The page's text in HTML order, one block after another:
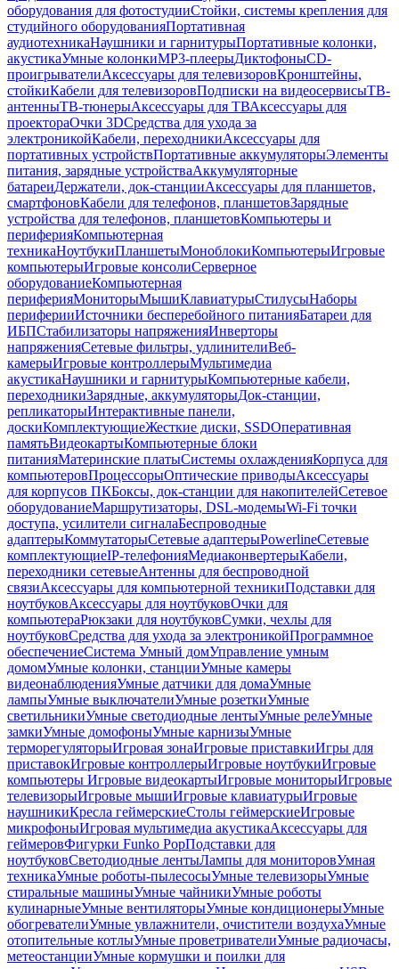
оборудования для фотостудииСтойки, системы крепления для
студийного оборудованияПортативная
аудиотехникаНаушники и гарнитурыПортативные колонки,
акустикаУмные колонкиMP3-плеерыДиктофоныCD-
проигрывателиАксессуары для телевизоровКронштейны,
стойкиКабели для телевизоровПодписки на видеосервисыТВ-
антенныТВ-тюнерыАксессуары для ТВАксессуары для
проектораОчки 3DСредства для ухода за
электроникойКабели, переходникиАксессуары для
портативных устройствПортативные аккумуляторыЭлементы
питания, зарядные устройстваАккумуляторные
батареиДержатели, док-станцииАксессуары для планшетов,
смартфоновКабели для телефонов, планшетовЗарядные
устройства для телефонов, планшетовКомпьютеры и
периферияКомпьютерная
техникаНоутбукиПланшетыМоноблокиКомпьютерыИгровые
компьютерыИгровые консолиСерверное
оборудованиеКомпьютерная
периферияМониторыМышиКлавиатурыСтилусыНаборы
периферииИсточники бесперебойного питанияБатареи для
ИБПСтабилизаторы напряженияИнверторы
напряженияСетевые фильтры, удлинителиВеб-
камерыИгровые контроллерыМультимедиа
акустикаНаушники и гарнитурыКомпьютерные кабели,
переходникиЗарядные, аккумуляторыДок-станции,
репликаторыИнтерактивные панели,
доскиКомплектующиеЖесткие диски, SSDОперативная
памятьВидеокартыКомпьютерные блоки
питанияМатеринские платыСистемы охлажденияКорпуса для
компьютеровПроцессорыОптические приводыАксессуары
для корпусов ПКБоксы, док-станции для накопителейСетевое
оборудованиеМаршрутизаторы, DSL-модемыWi-Fi точки
доступа, усилители сигналаБеспроводные
адаптерыКоммутаторыСетевые адаптерыPowerlineСетевые
комплектующиеIP-телефонияМедиаконвертерыКабели,
переходники сетевыеАнтенны для беспроводной
связиАксессуары для компьютерной техникиПодставки для
ноутбуковАксессуары для ноутбуковОчки для
компьютераРюкзаки для ноутбуковСумки, чехлы для
ноутбуковСредства для ухода за электроникойПрограммное
обеспечениеСистема Умный домУправление умным
домомУмные колонки, станцииУмные камеры
видеонаблюденияУмные датчики для домаУмные
лампыУмные выключателиУмные розеткиУмные
светильникиУмные светодиодные лентыУмные релеУмные
замкиУмные домофоныУмные карнизыУмные
терморегуляторыИгровая зонаИгровые приставкиИгры для
приставокИгровые контроллерыИгровые ноутбукиИгровые
компьютеры Игровые видеокартыИгровые мониторыИгровые
телевизорыИгровые мышиИгровые клавиатурыИгровые
наушникиКресла геймерскиеСтолы геймерскиеИгровые
микрофоныИгровая мультимедиа акустикаАксессуары для
геймеровФигурки Funko PopПодставки для
ноутбуковСветодиодные лентыЛампы для мониторовУмная
техникаУмные роботы-пылесосыУмные телевизорыУмные
стиральные машиныУмные чайникиУмные роботы
кулинарныеУмные вентиляторыУмные кондиционерыУмные
обогревателиУмные увлажнители, очистители воздухаУмные
отопительные котлыУмные проветривателиУмные радиочасы,
метеостанцииУмные кормушки и поилки для